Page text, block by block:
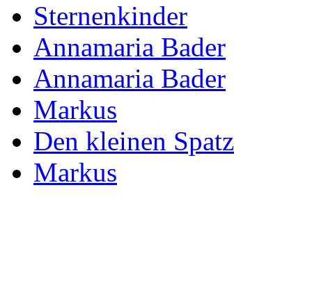
Sternenkinder
Annamaria Bader
Annamaria Bader
Markus
Den kleinen Spatz
Markus